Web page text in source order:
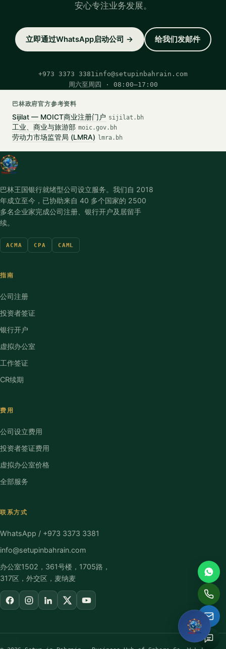
安心专注业务发展。
立即通过WhatsApp启动公司 → 给我们发邮件
+973 3373 3381info@setupinbahrain.com
周六至周四 · 08:00–17:00
巴林政府官方参考资料
Sijilat — MOICT商业注册门户 sijilat.bh
工业、商业与旅游部 moic.gov.bh
劳动力市场监管局 (LMRA) lmra.bh
巴林王国银行就绪型公司设立服务。我们自 2018
年成立至今，已协助来自 40 多个国家的 2500
多名企业家完成公司注册、银行开户及居留手
续。
ACMA CPA CAML
指南
公司注册
投资者签证
银行开户
虚拟办公室
工作签证
CR续期
费用
公司设立费用
投资者签证费用
虚拟办公室价格
全部服务
联系方式
WhatsApp / +973 3373 3381
info@setupinbahrain.com
办公室1502，361号楼，1705路，
317区，外交区，麦纳麦
Phone / WhatsApp
Request My Free
Consultation
No obligation · We reply within one business hour · Your